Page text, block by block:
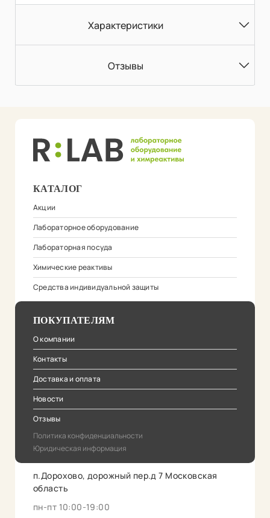
Характеристики
Отзывы
КАТАЛОГ
Акции
Лабораторное оборудование
Лабораторная посуда
Химические реактивы
Средства индивидуальной защиты
ПОКУПАТЕЛЯМ
О компании
Контакты
Доставка и оплата
Новости
Отзывы
Политика конфиденциальности
Юридическая информация
п.Дорохово, дорожный пер.д 7 Московская
область
пн-пт 10:00-19:00